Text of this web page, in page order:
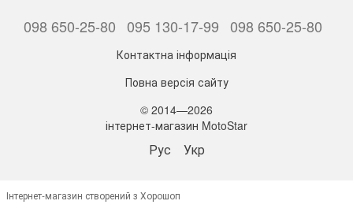
098 650-25-80 095 130-17-99 098 650-25-80
Контактна інформація
Повна версія сайту
© 2014—2026
інтернет-магазин MotoStar
Рус Укр
Інтернет-магазин створений з Хорошоп